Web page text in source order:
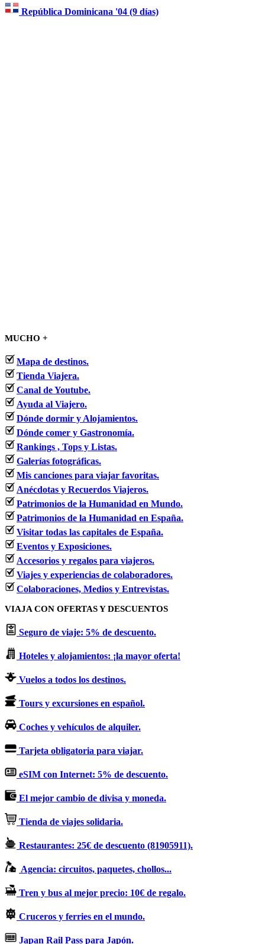
República Dominicana '04 (9 días)
MUCHO +
Mapa de destinos.
Tienda Viajera.
Canal de Youtube.
Ayuda al Viajero.
Dónde dormir y Alojamientos.
Dónde comer y Gastronomía.
Rankings , Tops y Listas.
Galerías fotográficas.
Mis canciones para viajar favoritas.
Anécdotas y Recuerdos Viajeros.
Patrimonios de la Humanidad en Mundo.
Patrimonios de la Humanidad en España.
Visitar todas las capitales de España.
Eventos y Exposiciones.
Accesorios y regalos para viajeros.
Viajes y experiencias de colaboradores.
Colaboraciones, Medios y Entrevistas.
VIAJA CON OFERTAS Y DESCUENTOS
Seguro de viaje: 5% de descuento.
Hoteles y alojamientos: ¡la mayor oferta!
Vuelos a todos los destinos.
Tours y excursiones en español.
Coches y vehículos de alquiler.
Tarjeta obligatoria para viajar.
eSIM con Internet: 5% de descuento.
El mejor cambio de divisa y moneda.
Tienda de viajes solidaria.
Restaurantes: 25€ de descuento (81905911).
Agencia: circuitos, paquetes, chollos...
Tren y bus al mejor precio: 10€ de regalo.
Cruceros y ferries en el mundo.
Japan Rail Pass para Japón.